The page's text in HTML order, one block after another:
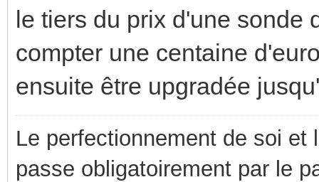
le tiers du prix d'une sonde
compter une centaine
ensuite être upgradée
Le perfectionnement de soi
passe obligatoirement par le